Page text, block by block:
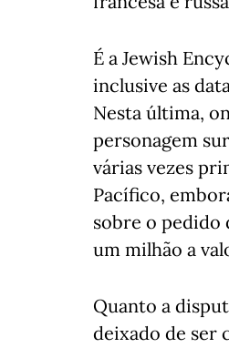
É a Jewish
inclusive as
Nesta última,
personagem
várias vezes
Pacífico,
sobre o pedido
um milhão a
Quanto a
deixado de ser